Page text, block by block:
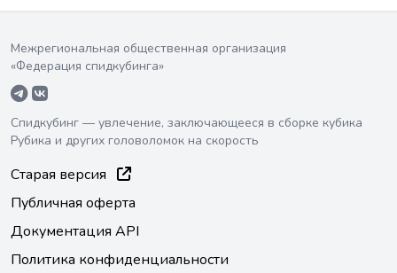
Межрегиональная общественная организация
«Федерация спидкубинга»
Спидкубинг — увлечение, заключающееся в сборке кубика
Рубика и других головоломок на скорость
Старая версия
Публичная оферта
Документация API
Политика конфиденциальности